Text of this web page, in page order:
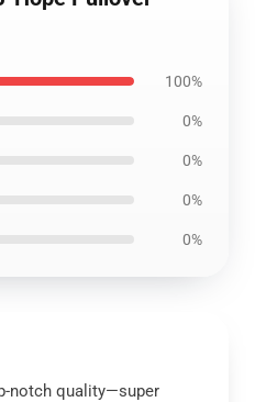
100%
0%
0%
0%
0%
notch quality—super